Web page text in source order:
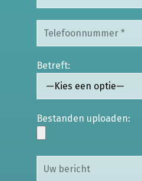
Betreft:
Bestanden uploaden: